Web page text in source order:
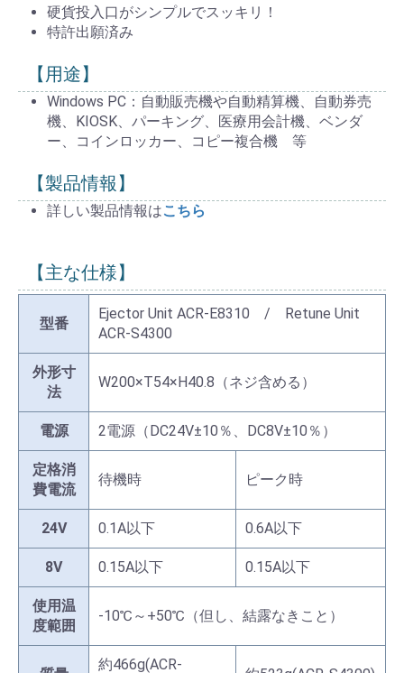
硬貨投入口がシンプルでスッキリ！
特許出願済み
【用途】
Windows PC：自動販売機や自動精算機、自動券売
機、KIOSK、パーキング、医療用会計機、ベンダ
ー、コインロッカー、コピー複合機 等
【製品情報】
詳しい製品情報はこちら
【主な仕様】
型番
Ejector Unit ACR-E8310 / Retune Unit
ACR-S4300
外形寸
法
W200×T54×H40.8（ネジ含める）
電源 2電源（DC24V±10％、DC8V±10％）
定格消
費電流
待機時 ピーク時
24V 0.1A以下 0.6A以下
8V 0.15A以下 0.15A以下
使用温
度範囲
-10℃～+50℃（但し、結露なきこと）
約466g(ACR-